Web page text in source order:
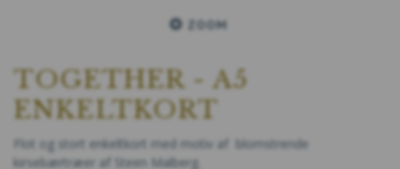
ZOOM
TOGETHER - A5
ENKELTKORT
Flot og stort enkeltkort med motiv af blomstrende
kirsebærtræer af Steen Malberg.